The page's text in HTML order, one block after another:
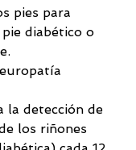
pies para
diabético o
la detección de
los riñones